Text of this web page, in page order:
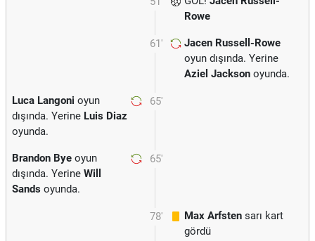
Rowe
61'
Jacen Russell-Rowe
oyun dışında. Yerine
Aziel Jackson oyunda.
65'
Luca Langoni oyun
dışında. Yerine Luis Diaz
oyunda.
65'
Brandon Bye oyun
dışında. Yerine Will
Sands oyunda.
78' Max Arfsten sarı kart
gördü